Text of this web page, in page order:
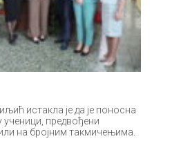
истакла је да је поносна
ученици, предвођени
на бројним такмичењима.